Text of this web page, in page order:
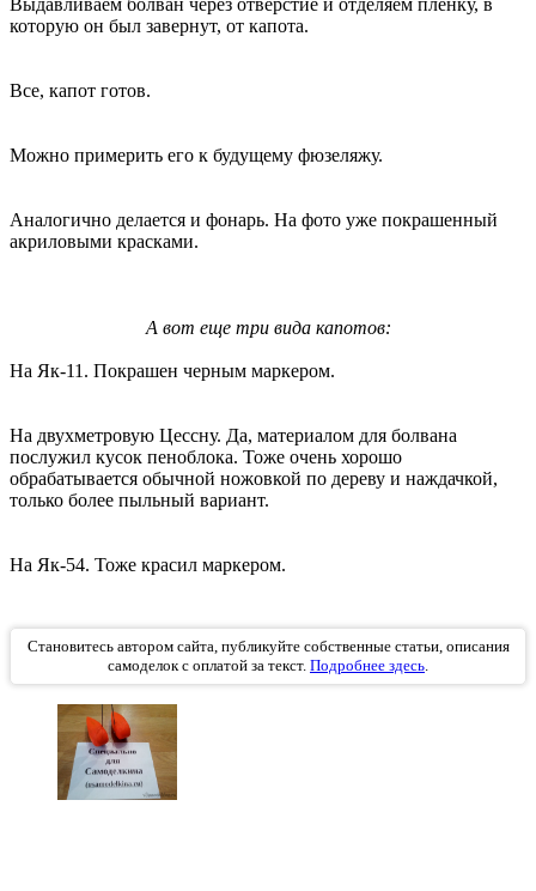
Выдавливаем болван через отверстие и отделяем пленку, в
которую он был завернут, от капота.
Все, капот готов.
Можно примерить его к будущему фюзеляжу.
Аналогично делается и фонарь. На фото уже покрашенный
акриловыми красками.
А вот еще три вида капотов:
На Як-11. Покрашен черным маркером.
На двухметровую Цессну. Да, материалом для болвана
послужил кусок пеноблока. Тоже очень хорошо
обрабатывается обычной ножовкой по дереву и наждачкой,
только более пыльный вариант.
На Як-54. Тоже красил маркером.
Становитесь автором сайта, публикуйте собственные статьи, описания
самоделок с оплатой за текст. Подробнее здесь.